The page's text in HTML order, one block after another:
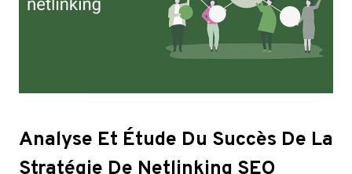
Analyse Et Étude Du Succès De La
Stratégie De Netlinking SEO